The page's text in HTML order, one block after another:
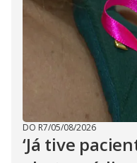
DO R7/05/08/2026
‘Já tive